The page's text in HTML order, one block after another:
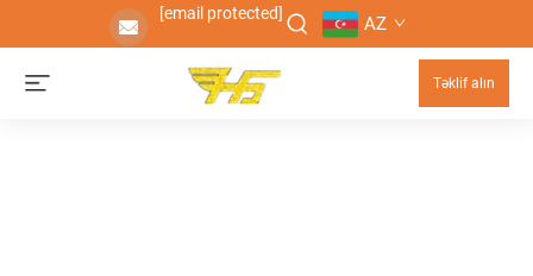
[email protected] AZ
Təklif alın